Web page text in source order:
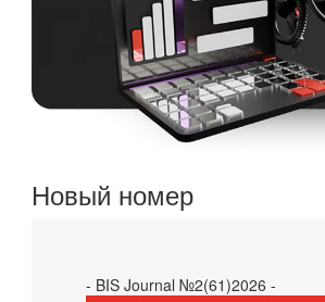
Новый номер
- BIS Journal №2(61)2026 -